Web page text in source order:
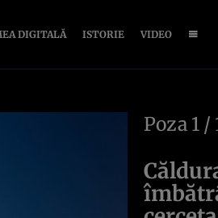
DIGITALĂ ISTORIE VIDEO
Poza 1 /